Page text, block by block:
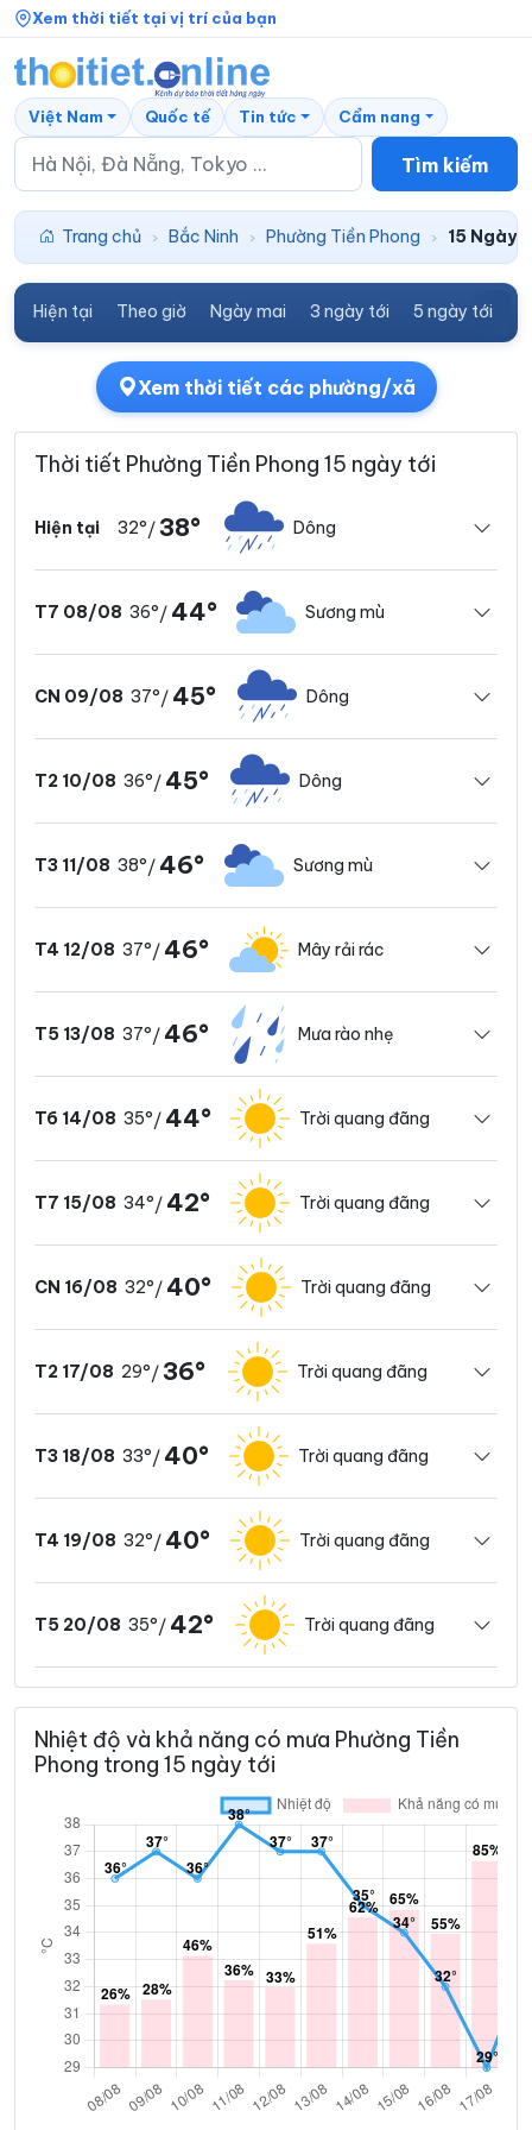
Xem thời tiết tại vị trí của bạn
Tìm kiếm
Việt Nam Quốc tế Tin tức Cẩm nang
Trang chủ › Bắc Ninh › Phường Tiền Phong › 15 Ngày
Hiện tại Theo giờ Ngày mai 3 ngày tới 5 ngày tới
Xem thời tiết các phường/xã
Thời tiết Phường Tiền Phong 15 ngày tới
Hiện tại 32°/ 38° Dông
T7 08/08 36°/ 44° Sương mù
CN 09/08 37°/ 45° Dông
T2 10/08 36°/ 45° Dông
T3 11/08 38°/ 46° Sương mù
T4 12/08 37°/ 46° Mây rải rác
T5 13/08 37°/ 46° Mưa rào nhẹ
T6 14/08 35°/ 44° Trời quang đãng
T7 15/08 34°/ 42° Trời quang đãng
CN 16/08 32°/ 40° Trời quang đãng
T2 17/08 29°/ 36° Trời quang đãng
T3 18/08 33°/ 40° Trời quang đãng
T4 19/08 32°/ 40° Trời quang đãng
T5 20/08 35°/ 42° Trời quang đãng
Nhiệt độ và khả năng có mưa Phường Tiền
Phong trong 15 ngày tới